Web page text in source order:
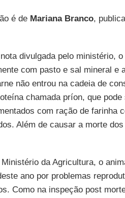
é de Mariana Branco,
divulgada pelo ministério,
com pasto e sal mineral e
não entrou na cadeia de
chamada príon, que
com ração de farinha
Além de causar a morte
Ministério da Agricultura, o
ano por problemas
Como na inspeção post